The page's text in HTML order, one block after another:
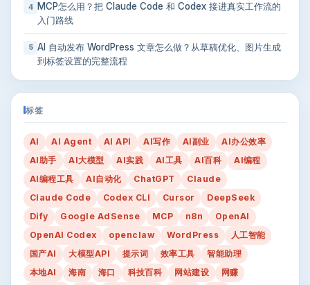
4
MCP怎么用？把 Claude Code 和 Codex 接进真实工作流的
入门路线
5 AI 自动发布 WordPress 文章怎么做？从草稿优化、图片生成
到标签设置的完整流程
标签
AI AI Agent AI API AI写作 AI副业
AI办公效率
AI助手
AI大模型 AI实践 AI工具 AI百科
AI编程
AI编程工具
AI自动化 ChatGPT
Claude
Claude Code
Codex CLI Cursor
DeepSeek
Dify
Google AdSense MCP n8n
OpenAI
OpenAI Codex
openclaw WordPress
人工智能
国产AI
大模型API 提示词 效率工具
智能助理
本地AI
海南 海口 科技百科 网站建设
网赚